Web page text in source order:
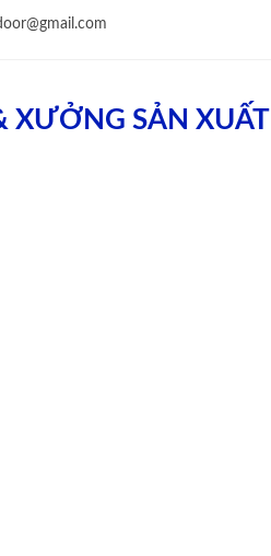
XƯỞNG SẢN XUẤT